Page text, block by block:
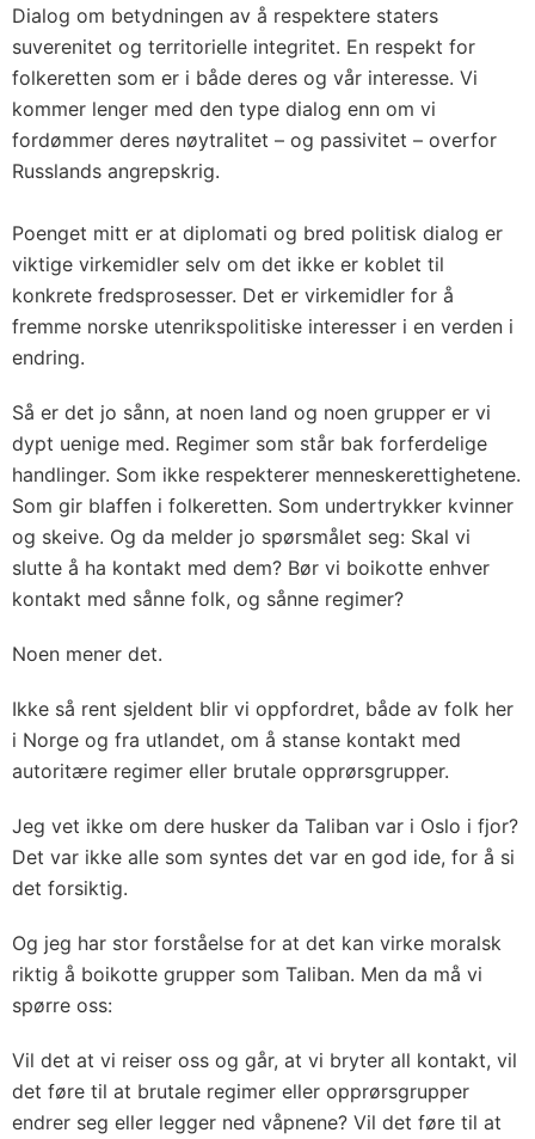
Dialog om betydningen av å respektere staters
suverenitet og territorielle integritet. En respekt for
folkeretten som er i både deres og vår interesse. Vi
kommer lenger med den type dialog enn om vi
fordømmer deres nøytralitet – og passivitet – overfor
Russlands angrepskrig.
Poenget mitt er at diplomati og bred politisk dialog er
viktige virkemidler selv om det ikke er koblet til
konkrete fredsprosesser. Det er virkemidler for å
fremme norske utenrikspolitiske interesser i en verden i
endring.
Så er det jo sånn, at noen land og noen grupper er vi
dypt uenige med. Regimer som står bak forferdelige
handlinger. Som ikke respekterer menneskerettighetene.
Som gir blaffen i folkeretten. Som undertrykker kvinner
og skeive. Og da melder jo spørsmålet seg: Skal vi
slutte å ha kontakt med dem? Bør vi boikotte enhver
kontakt med sånne folk, og sånne regimer?
Noen mener det.
Ikke så rent sjeldent blir vi oppfordret, både av folk her
i Norge og fra utlandet, om å stanse kontakt med
autoritære regimer eller brutale opprørsgrupper.
Jeg vet ikke om dere husker da Taliban var i Oslo i fjor?
Det var ikke alle som syntes det var en god ide, for å si
det forsiktig.
Og jeg har stor forståelse for at det kan virke moralsk
riktig å boikotte grupper som Taliban. Men da må vi
spørre oss:
Vil det at vi reiser oss og går, at vi bryter all kontakt, vil
det føre til at brutale regimer eller opprørsgrupper
endrer seg eller legger ned våpnene? Vil det føre til at